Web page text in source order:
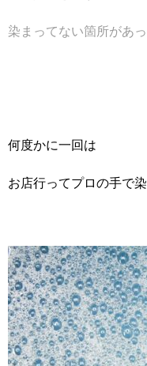
染まってない箇所があ
何度かに一回は
お店行ってプロの手で